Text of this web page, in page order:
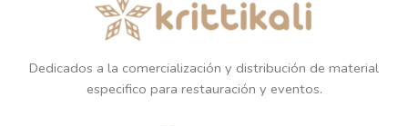
Dedicados a la comercialización y distribución de material
especifico para restauración y eventos.